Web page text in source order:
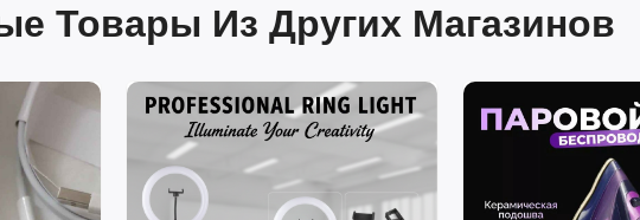
Товары Из Других Магазинов